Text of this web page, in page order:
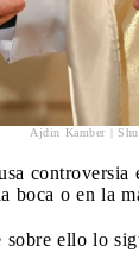
Ajdin Kamber |
controversia
boca o en la
sobre ello lo